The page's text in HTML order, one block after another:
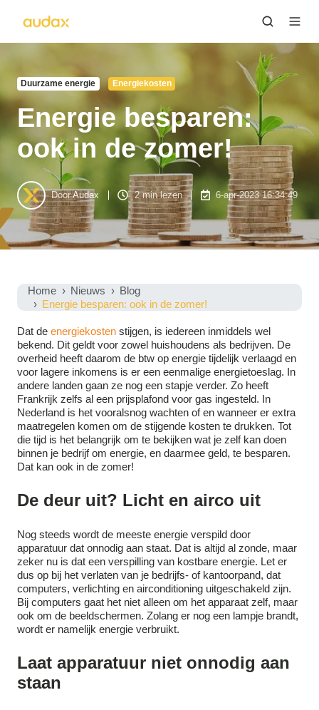
Duurzame energie Energiekosten
Energie besparen:
ook in de zomer!
DoorAudax 2 min lezen 6-apr-2023 16:34:49
Home Nieuws
Blog
Energie besparen: ook in de zomer!
Dat de energiekosten stijgen, is iedereen inmiddels wel
bekend. Dit geldt voor zowel huishoudens als bedrijven. De
overheid heeft daarom de btw op energie tijdelijk verlaagd en
voor lagere inkomens is er een eenmalige energietoeslag. In
andere landen gaan ze nog een stapje verder. Zo heeft
Frankrijk zelfs al een prijsplafond voor gas ingesteld. In
Nederland is het vooralsnog wachten of en wanneer er extra
maatregelen komen om de stijgende kosten te drukken. Tot
die tijd is het belangrijk om te bekijken wat je zelf kan doen
binnen je bedrijf om energie, en daarmee geld, te besparen.
Dat kan ook in de zomer!
De deur uit? Licht en airco uit
Nog steeds wordt de meeste energie verspild door
apparatuur dat onnodig aan staat. Dat is altijd al zonde, maar
zeker nu is dat een verspilling van kostbare energie. Let er
dus op bij het verlaten van je bedrijfs- of kantoorpand, dat
computers, verlichting en airconditioning uitgeschakeld zijn.
Bij computers gaat het niet alleen om het apparaat zelf, maar
ook om de beeldschermen. Zolang er nog een lampje brandt,
wordt er namelijk energie verbruikt.
Laat apparatuur niet onnodig aan
staan